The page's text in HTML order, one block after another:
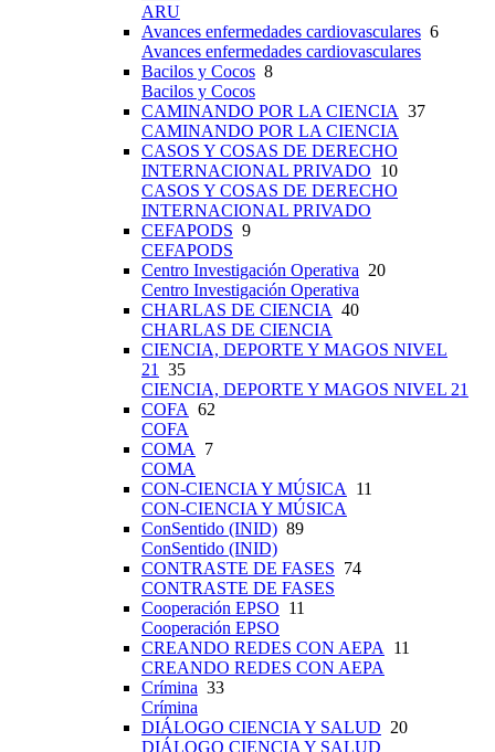
ARU
Avances enfermedades cardiovasculares 6
Avances enfermedades cardiovasculares
Bacilos y Cocos 8
Bacilos y Cocos
CAMINANDO POR LA CIENCIA 37
CAMINANDO POR LA CIENCIA
CASOS Y COSAS DE DERECHO
INTERNACIONAL PRIVADO 10
CASOS Y COSAS DE DERECHO
INTERNACIONAL PRIVADO
CEFAPODS 9
CEFAPODS
Centro Investigación Operativa 20
Centro Investigación Operativa
CHARLAS DE CIENCIA 40
CHARLAS DE CIENCIA
CIENCIA, DEPORTE Y MAGOS NIVEL
21
35
CIENCIA, DEPORTE Y MAGOS NIVEL 21
COFA 62
COFA
COMA
7
COMA
CON-CIENCIA Y MÚSICA
11
CON-CIENCIA Y MÚSICA
ConSentido (INID) 89
ConSentido (INID)
CONTRASTE DE FASES 74
CONTRASTE DE FASES
Cooperación EPSO 11
Cooperación EPSO
CREANDO REDES CON AEPA
11
CREANDO REDES CON AEPA
Crímina 33
Crímina
DIÁLOGO CIENCIA Y SALUD 20
DIÁLOGO CIENCIA Y SALUD